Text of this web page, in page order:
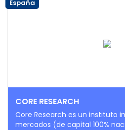
España
CORE RESEARCH
Core Research es un instituto
mercados (de capital 100%